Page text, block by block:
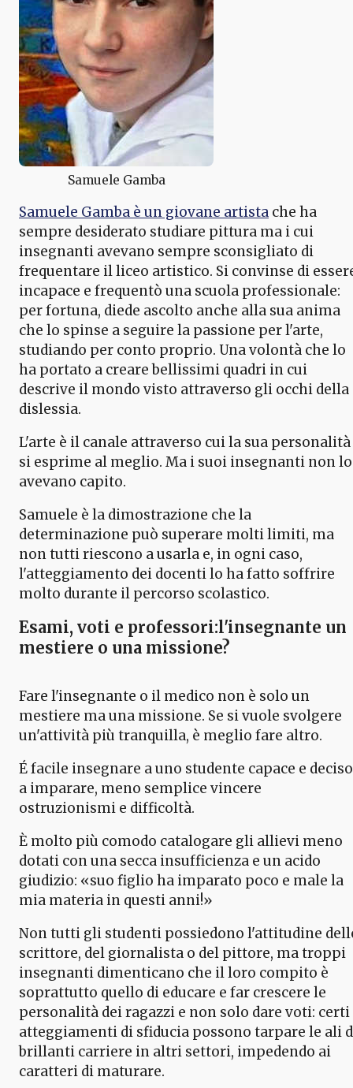
Samuele Gamba
Samuele Gamba è un giovane artista che ha
sempre desiderato studiare pittura ma i cui
insegnanti avevano sempre sconsigliato di
frequentare il liceo artistico. Si convinse di
incapace e frequentò una scuola professionale:
per fortuna, diede ascolto anche alla sua anima
che lo spinse a seguire la passione per l'arte,
studiando per conto proprio. Una volontà che lo
ha portato a creare bellissimi quadri in cui
descrive il mondo visto attraverso gli occhi della
dislessia.
L'arte è il canale attraverso cui la sua personalità
si esprime al meglio. Ma i suoi insegnanti non lo
avevano capito.
Samuele è la dimostrazione che la
determinazione può superare molti limiti, ma
non tutti riescono a usarla e, in ogni caso,
l'atteggiamento dei docenti lo ha fatto soffrire
molto durante il percorso scolastico.
Esami, voti e professori:l'insegnante un
mestiere o una missione?
Fare l'insegnante o il medico non è solo un
mestiere ma una missione. Se si vuole svolgere
un'attività più tranquilla, è meglio fare altro.
É facile insegnare a uno studente capace e deciso
a imparare, meno semplice vincere
ostruzionismi e difficoltà.
È molto più comodo catalogare gli allievi meno
dotati con una secca insufficienza e un acido
giudizio: «suo figlio ha imparato poco e male la
mia materia in questi anni!»
Non tutti gli studenti possiedono l'attitudine
scrittore, del giornalista o del pittore, ma troppi
insegnanti dimenticano che il loro compito è
soprattutto quello di educare e far crescere le
personalità dei ragazzi e non solo dare voti: certi
atteggiamenti di sfiducia possono tarpare le ali
brillanti carriere in altri settori, impedendo ai
caratteri di maturare.